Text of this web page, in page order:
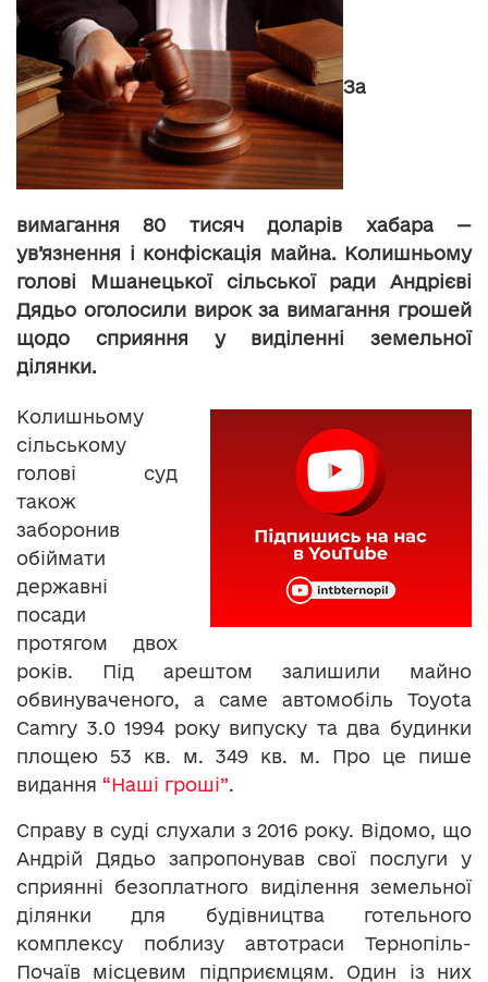
За
вимагання 80 тисяч доларів хабара —
ув’язнення і конфіскація майна. Колишньому
голові Мшанецької сільської ради Андрієві
Дядьо оголосили вирок за вимагання грошей
щодо сприяння у виділенні земельної
ділянки.
Колишньому
сільському
голові суд
також
заборонив
обіймати
державні
посади
протягом двох
років. Під арештом залишили майно
обвинуваченого, а саме автомобіль Toyota
Camry 3.0 1994 року випуску та два будинки
площею 53 кв. м. 349 кв. м. Про це пише
видання “Наші гроші”.
Справу в суді слухали з 2016 року. Відомо, що
Андрій Дядьо запропонував свої послуги у
сприянні безоплатного виділення земельної
ділянки для будівництва готельного
комплексу поблизу автотраси Тернопіль-
Почаїв місцевим підприємцям. Один із них